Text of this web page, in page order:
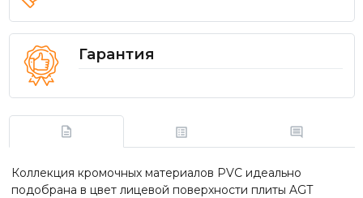
Гарантия
Коллекция кромочных материалов PVC идеально
подобрана в цвет лицевой поверхности плиты AGT